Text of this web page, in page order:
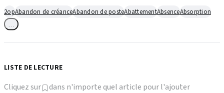
2opAbandon de créanceAbandon de posteAbattementAbsenceAbsorption
LISTE DE LECTURE
Cliquez sur
dans n'importe quel article pour l'ajouter